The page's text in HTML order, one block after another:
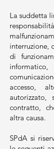
La suddetta
interruzione,
di
accesso,
contratto,
altra causa.
SPdA si